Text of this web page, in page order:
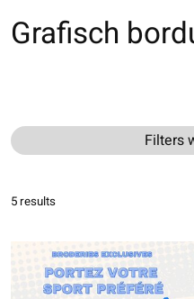
Grafisch
Filters
5 results